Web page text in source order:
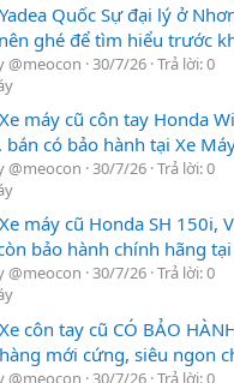
Yadea Quốc Sự đại lý ở
ghé để tìm hiểu trước
@meocon 30/7/26 Trả lời: 0
Xe máy cũ côn tay Honda
bán có bảo hành tại Xe
@meocon 30/7/26 Trả lời: 0
Xe máy cũ Honda SH 150i,
bảo hành chính hãng
@meocon 30/7/26 Trả lời: 0
Xe côn tay cũ CÓ BẢO
mới cứng, siêu ngon
@meocon 30/7/26 Trả lời: 0